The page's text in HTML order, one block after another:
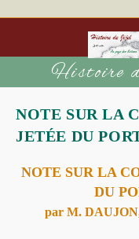
Histoire
NOTE SUR LA
JETÉE DU
NOTE SUR LA
DU
par M.